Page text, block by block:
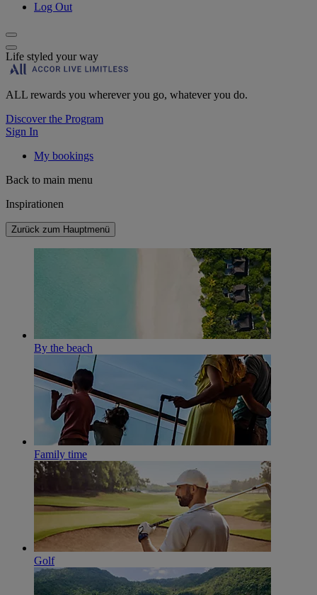
Log Out
Life styled your way
ALL rewards you wherever you go, whatever you do.
Discover the Program
Sign In
My bookings
Back to main menu
Inspirationen
Zurück zum Hauptmenü
By the beach
Family time
Golf